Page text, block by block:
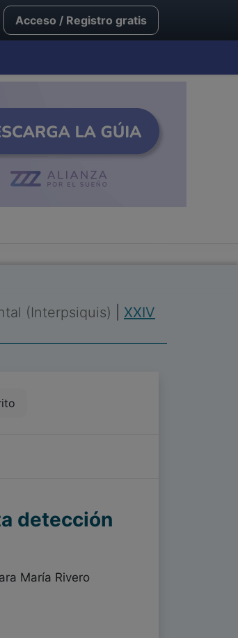
Acceso / Registro gratis
(Interpsiquis)
XXIV
detección
María Rivero